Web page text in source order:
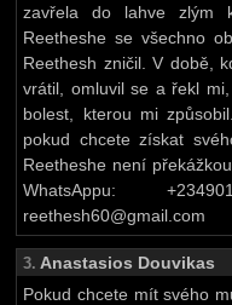
zavřela do lahve zlým
Reetheshe se všechno
Reethesh zničil. V době,
vrátil, omluvil se a řekl
bolest, kterou mi
pokud chcete získat
Reetheshe není
WhatsAppu:
reethesh60@gmail.com
3. Anastasios Douvikas
Pokud chcete mít svého